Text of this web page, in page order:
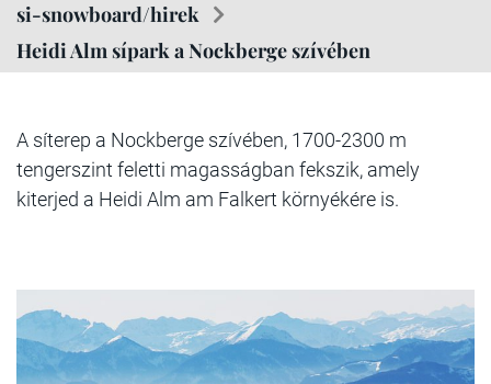
si-snowboard/hirek
Heidi Alm sípark a Nockberge szívében
A síterep a Nockberge szívében, 1700-2300 m
tengerszint feletti magasságban fekszik, amely
kiterjed a Heidi Alm am Falkert környékére is.